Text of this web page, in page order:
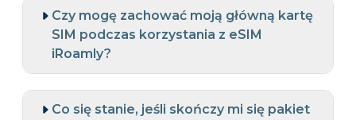
Czy mogę zachować moją główną kartę
SIM podczas korzystania z eSIM
iRoamly?
Co się stanie, jeśli skończy mi się pakiet